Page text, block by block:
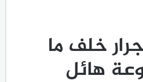
خلف ما
هائل